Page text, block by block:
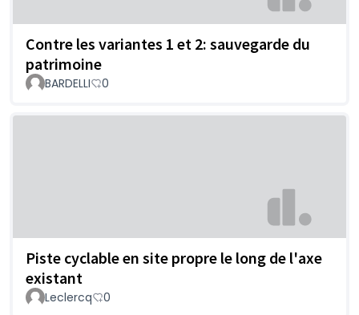
Contre les variantes 1 et 2: sauvegarde du
patrimoine
BARDELLI 0
Piste cyclable en site propre le long de l'axe
existant
Leclercq 0